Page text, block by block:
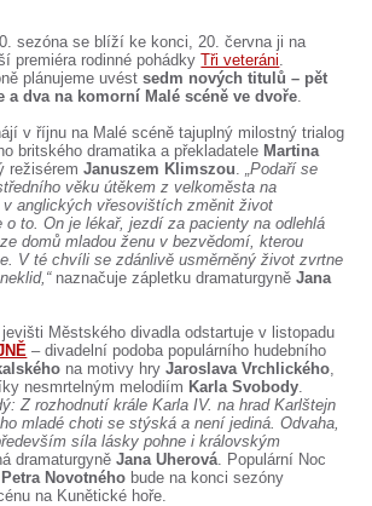
VSTUPENKY
KONTAKTY
O DIVADLE
SOUBOR
sezóna se blíží ke konci, 20. června ji na
premiéra rodinné pohádkyTři veteráni.
plánujeme uvéstsedm nových titulů – pět
a dva na komorní Malé scéně ve dvoře.
v říjnu na Malé scéně tajuplný milostný trialog
britského dramatika a překladatele Martina
režiséremJanuszem Klimszou.„Podaří se
věku útěkem z velkoměsta na
anglických vřesovištích změnit život
to. On je lékař, jezdí za pacienty na odlehlá
domů mladou ženu v bezvědomí, kterou
V té chvíli se zdánlivě usměrněný život zvrtne
naznačuje zápletku dramaturgyněJana
Městského divadla odstartuje v listopadu
– divadelní podoba populárního hudebního
na motivy hryJaroslava Vrchlického,
nesmrtelným melodiím Karla Svobody.
Z rozhodnutí krále Karla IV. na hrad Karlštejn
mladé choti se stýská a není jediná. Odvaha,
síla lásky pohne i královským
dramaturgyněJana Uherová. Populární Noc
Petra Novotného bude na konci sezóny
na Kunětické hoře.